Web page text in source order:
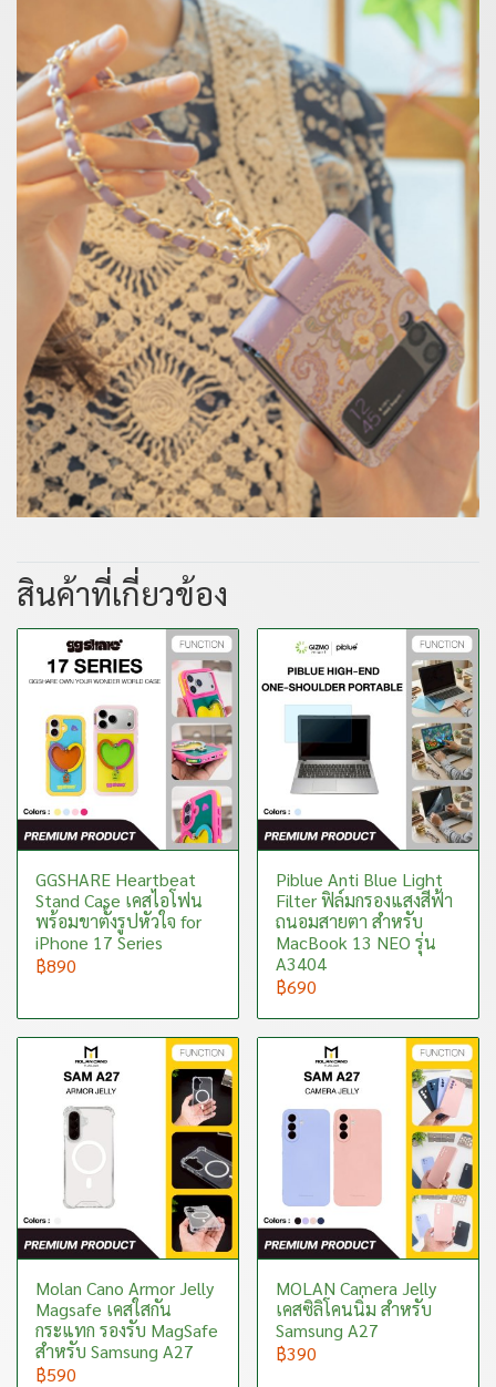
สินค้าที่เกี่ยวข้อง
GGSHARE Heartbeat
Stand Case เคสไอโฟน
พร้อมขาตั้งรูปหัวใจ for
iPhone 17 Series
฿890
Piblue Anti Blue Light
Filter ฟิล์มกรองแสงสีฟ้า
ถนอมสายตา สำหรับ
MacBook 13 NEO รุ่น
A3404
฿690
Molan Cano Armor Jelly
Magsafe เคสใสกัน
กระแทก รองรับ MagSafe
สำหรับ Samsung A27
฿590
MOLAN Camera Jelly
เคสซิลิโคนนิ่ม สำหรับ
Samsung A27
฿390